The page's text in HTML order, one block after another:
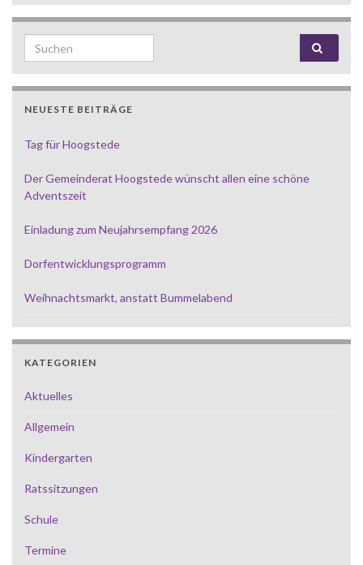
Search for:
NEUESTE BEITRÄGE
Tag für Hoogstede
Der Gemeinderat Hoogstede wünscht allen eine schöne
Adventszeit
Einladung zum Neujahrsempfang 2026
Dorfentwicklungsprogramm
Weihnachtsmarkt, anstatt Bummelabend
KATEGORIEN
Aktuelles
Allgemein
Kindergarten
Ratssitzungen
Schule
Termine